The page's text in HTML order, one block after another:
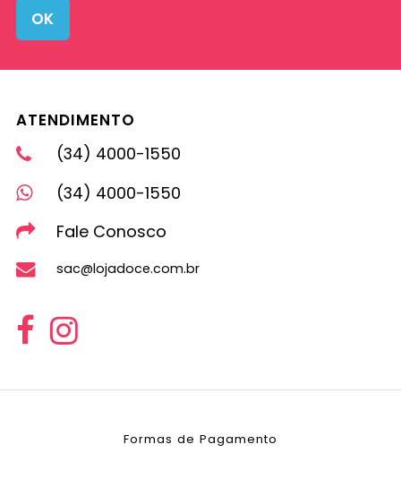
OK
ATENDIMENTO
(34) 4000-1550
(34) 4000-1550
Fale Conosco
sac@lojadoce.com.br
Formas de Pagamento